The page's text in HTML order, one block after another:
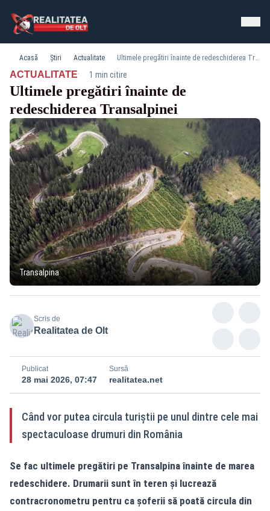
Acasă Știri Actualitate Ultimele pregătiri înainte de redeschiderea Transalpinei
ACTUALITATE· 1 min citire
Ultimele pregătiri înainte de
redeschiderea Transalpinei
Transalpina
Scris de
Realitatea de Olt
Publicat
28 mai 2026, 07:47
Sursă
realitatea.net
Când vor putea circula turiștii pe unul dintre cele mai
spectaculoase drumuri din România
Se fac ultimele pregătiri pe Transalpina înainte de marea
redeschidere. Drumarii sunt în teren și lucrează
contracronometru pentru ca șoferii să poată circula din